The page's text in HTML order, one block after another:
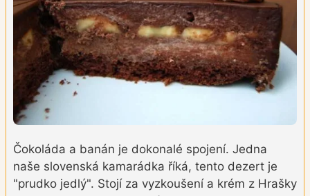
Čokoláda a banán je dokonalé spojení. Jedna
naše slovenská kamarádka říká, tento dezert je
"prudko jedlý". Stojí za vyzkoušení a krém z Hrašky